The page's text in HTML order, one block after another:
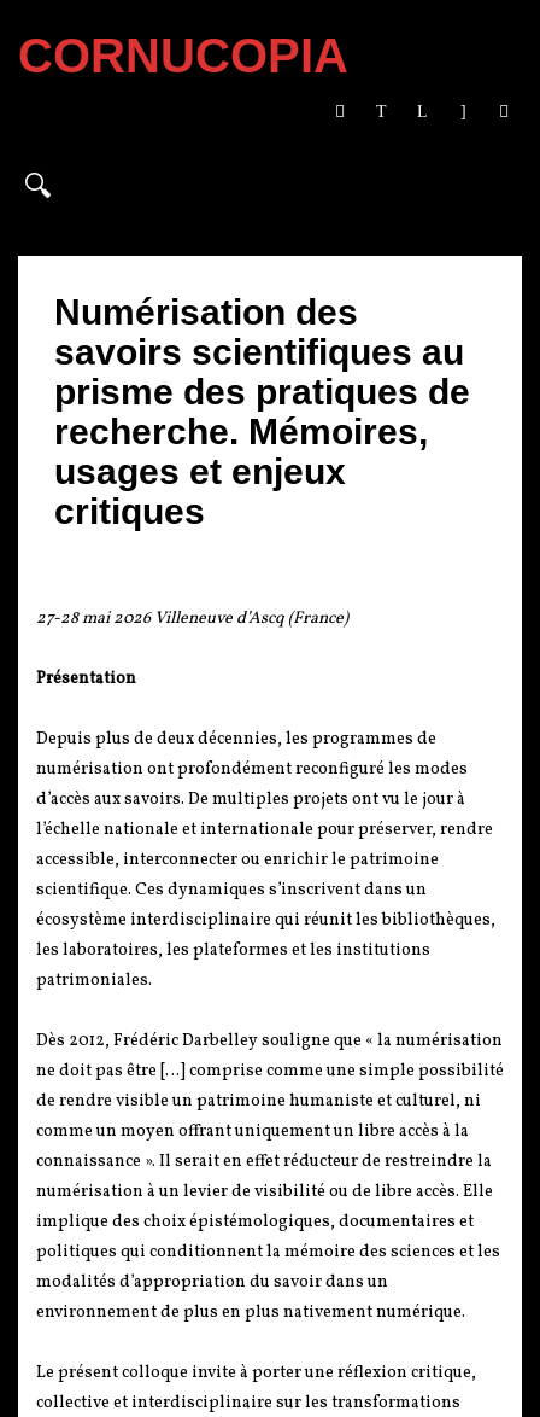
CORNUCOPIA
Numérisation des
savoirs scientifiques au
prisme des pratiques de
recherche. Mémoires,
usages et enjeux
critiques
27-28 mai 2026 Villeneuve d’Ascq (France)
Présentation
Depuis plus de deux décennies, les programmes de
numérisation ont profondément reconfiguré les modes
d’accès aux savoirs. De multiples projets ont vu le jour à
l’échelle nationale et internationale pour préserver, rendre
accessible, interconnecter ou enrichir le patrimoine
scientifique. Ces dynamiques s’inscrivent dans un
écosystème interdisciplinaire qui réunit les bibliothèques,
les laboratoires, les plateformes et les institutions
patrimoniales.
Dès 2012, Frédéric Darbelley souligne que « la numérisation
ne doit pas être […] comprise comme une simple possibilité
de rendre visible un patrimoine humaniste et culturel, ni
comme un moyen offrant uniquement un libre accès à la
connaissance ». Il serait en effet réducteur de restreindre la
numérisation à un levier de visibilité ou de libre accès. Elle
implique des choix épistémologiques, documentaires et
politiques qui conditionnent la mémoire des sciences et les
modalités d’appropriation du savoir dans un
environnement de plus en plus nativement numérique.
Le présent colloque invite à porter une réflexion critique,
collective et interdisciplinaire sur les transformations